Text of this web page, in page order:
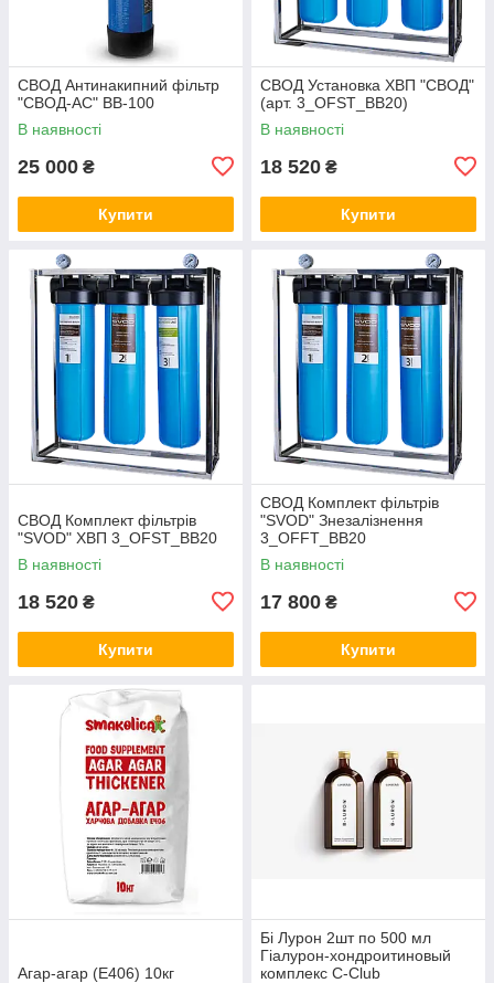
СВОД Антинакипний фільтр
"СВОД-АС" BB-100
В наявності
25 000 ₴
Купити
СВОД Установка ХВП "СВОД"
(арт. 3_OFST_BB20)
В наявності
18 520 ₴
Купити
СВОД Комплект фільтрів
"SVOD" ХВП 3_OFST_BB20
В наявності
18 520 ₴
Купити
СВОД Комплект фільтрів
"SVOD" Знезалізнення
3_OFFT_BB20
В наявності
17 800 ₴
Купити
Агар-агар (Е406) 10кг
Бі Лурон 2шт по 500 мл
Гіалурон-хондроитиновый
комплекс С-Club